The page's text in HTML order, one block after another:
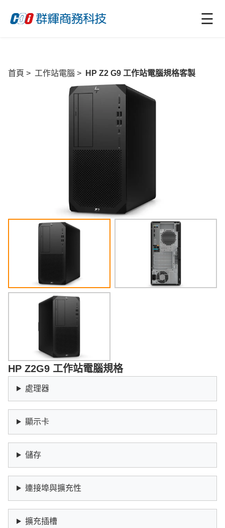
☰
首頁 > 工作站電腦 > HP Z2 G9 工作站電腦規格客製
HP Z2G9 工作站電腦規格
處理器
顯示卡
儲存
連接埠與擴充性
擴充插槽